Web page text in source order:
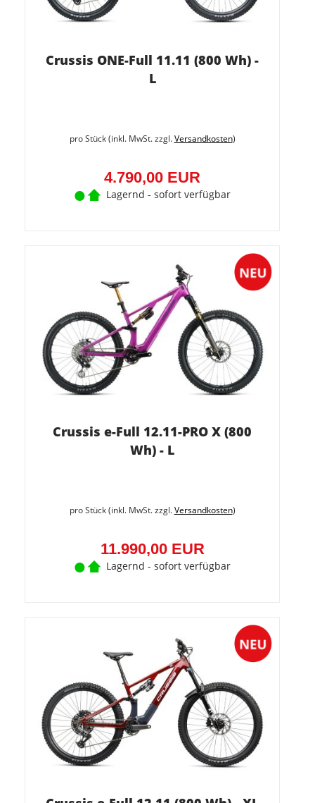
Crussis ONE-Full 11.11 (800 Wh) -
L
pro Stück (inkl. MwSt. zzgl.Versandkosten)
4.790,00 EUR
Lagernd - sofort verfügbar
Crussis e-Full 12.11-PRO X (800
Wh) - L
pro Stück (inkl. MwSt. zzgl.Versandkosten)
11.990,00 EUR
Lagernd - sofort verfügbar